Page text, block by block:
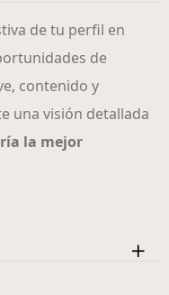
de tu perfil en
de
contenido y
una visión detallada
la mejor